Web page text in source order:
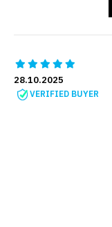
28.10.2025
VERIFIED BUYER